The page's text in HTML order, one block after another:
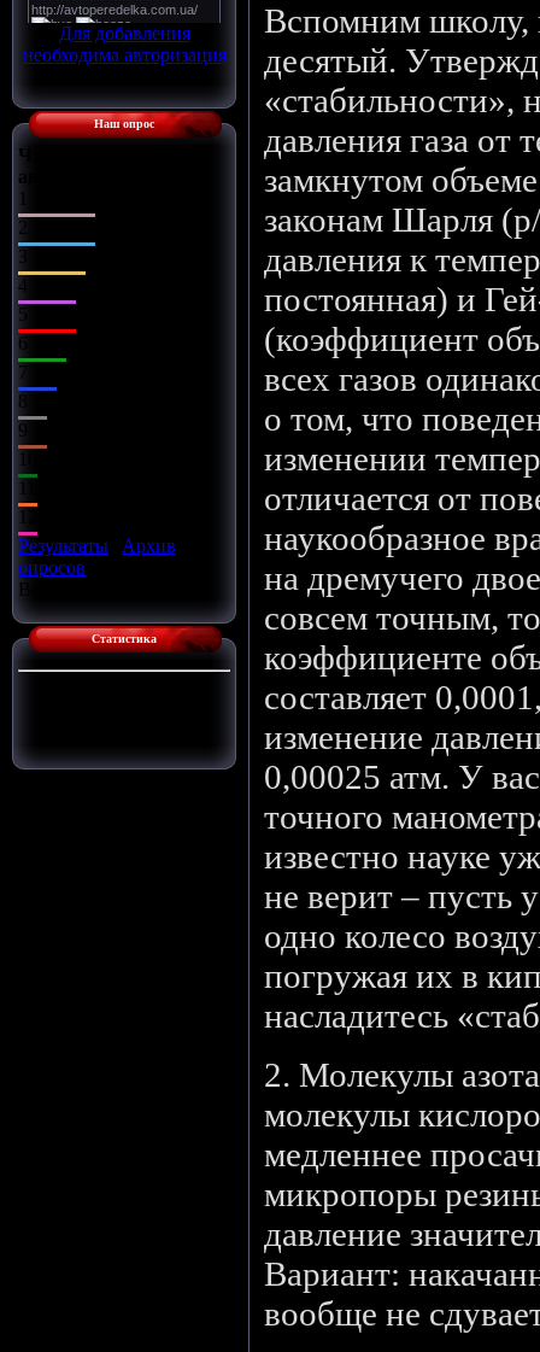
Для добавления
необходима авторизация
Наш опрос
Что Вы сделаете с
автомобилем?
2.
3.
4.
5.
6.
7.
8.
9.
Результаты
Архив
опросов
Всего ответов:
Статистика
Вспомним школу,
десятый.
«стабильности»,
давления газа от
замкнутом
законам Шарля
давления к
постоянная) и
(коэффициент
всех газов
о том, что
изменении
отличается от
наукообразное
на дремучего
совсем точным,
коэффициенте
составляет
изменение
0,00025 атм. У
точного
известно науке
не верит – пусть
одно колесо
погружая их в
насладитесь
2. Молекулы
молекулы
медленнее
микропоры
давление
Вариант:
вообще не